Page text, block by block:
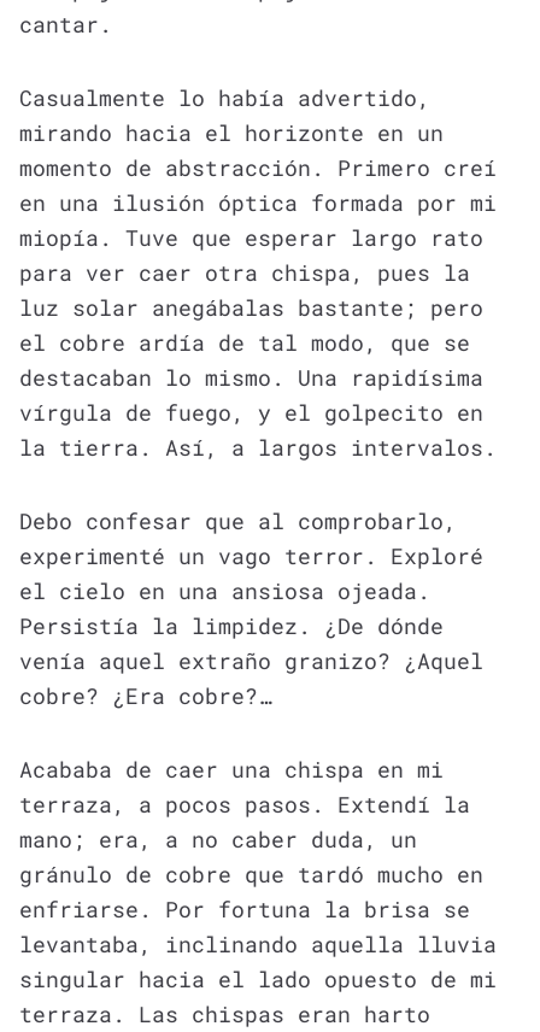
cantar.
Casualmente lo había advertido,
mirando hacia el horizonte en un
momento de abstracción. Primero creí
en una ilusión óptica formada por mi
miopía. Tuve que esperar largo rato
para ver caer otra chispa, pues la
luz solar anegábalas bastante; pero
el cobre ardía de tal modo, que se
destacaban lo mismo. Una rapidísima
vírgula de fuego, y el golpecito en
la tierra. Así, a largos intervalos.
Debo confesar que al comprobarlo,
experimenté un vago terror. Exploré
el cielo en una ansiosa ojeada.
Persistía la limpidez. ¿De dónde
venía aquel extraño granizo? ¿Aquel
cobre? ¿Era cobre?…
Acababa de caer una chispa en mi
terraza, a pocos pasos. Extendí la
mano; era, a no caber duda, un
gránulo de cobre que tardó mucho en
enfriarse. Por fortuna la brisa se
levantaba, inclinando aquella lluvia
singular hacia el lado opuesto de mi
terraza. Las chispas eran harto